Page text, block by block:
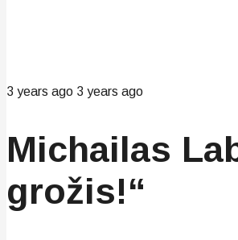
3 years ago 3 years ago
Michailas
grožis!“